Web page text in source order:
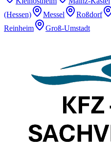
(Hessen)
Messel Roßdorf
Reinheim
Groß-Umstadt